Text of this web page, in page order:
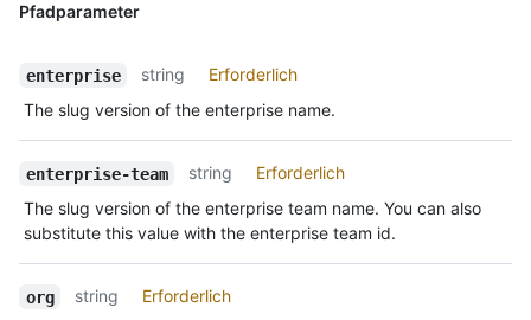
Pfadparameter
enterprise string
Erforderlich
The slug version of the enterprise name.
enterprise-team string
Erforderlich
The slug version of the enterprise team name. You can also
substitute this value with the enterprise team id.
org string
Erforderlich